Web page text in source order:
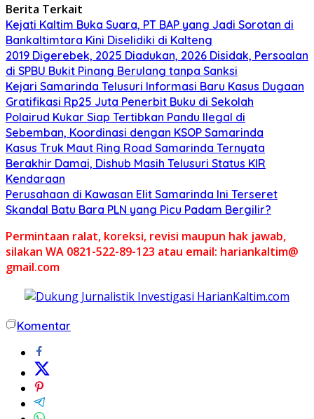
Berita Terkait
Kejati Kaltim Buka Suara, PT BAP yang Jadi Sorotan di
Bankaltimtara Kini Diselidiki di Kalteng
2019 Digerebek, 2025 Diadukan, 2026 Disidak, Persoalan
di SPBU Bukit Pinang Berulang tanpa Sanksi
Kejari Samarinda Telusuri Informasi Baru Kasus Dugaan
Gratifikasi Rp25 Juta Penerbit Buku di Sekolah
Polairud Kukar Siap Tertibkan Pandu Ilegal di
Sebemban, Koordinasi dengan KSOP Samarinda
Kasus Truk Maut Ring Road Samarinda Ternyata
Berakhir Damai, Dishub Masih Telusuri Status KIR
Kendaraan
Perusahaan di Kawasan Elit Samarinda Ini Terseret
Skandal Batu Bara PLN yang Picu Padam Bergilir?
Permintaan ralat, koreksi, revisi maupun hak jawab,
silakan WA 0821-522-89-123 atau email: hariankaltim@
gmail.com
Komentar